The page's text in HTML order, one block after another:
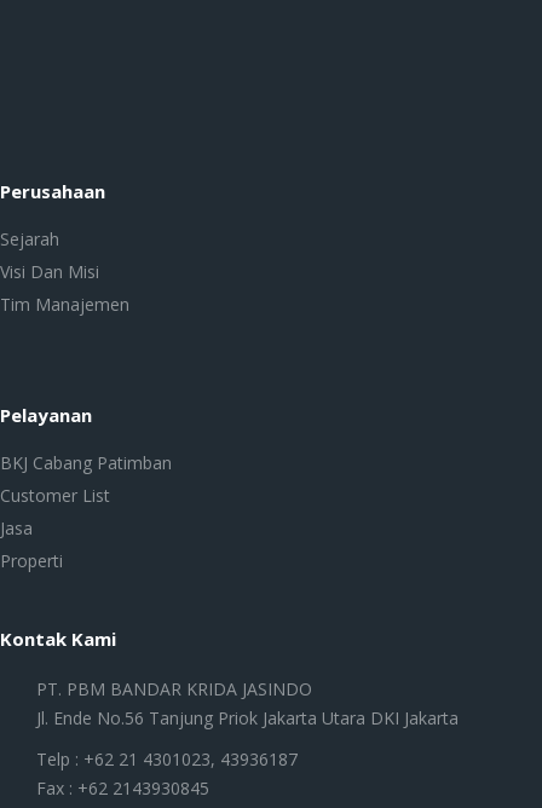
Perusahaan
Sejarah
Visi Dan Misi
Tim Manajemen
Pelayanan
BKJ Cabang Patimban
Customer List
Jasa
Properti
Kontak Kami
PT. PBM BANDAR KRIDA JASINDO
Jl. Ende No.56 Tanjung Priok Jakarta Utara DKI Jakarta
Telp : +62 21 4301023, 43936187
Fax : +62 2143930845